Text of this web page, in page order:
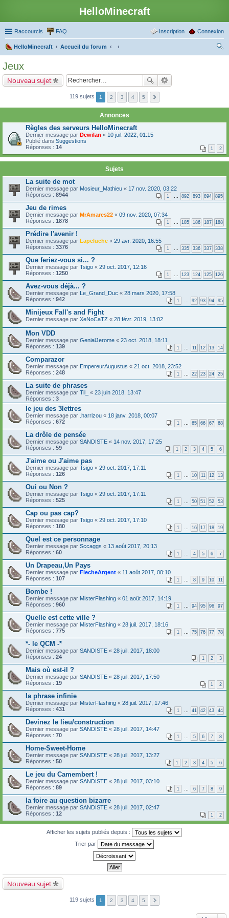
HelloMinecraft
Raccourcis FAQ Connexion
Inscription
HelloMinecraft
Accueil du forum
Jeux
Nouveau sujet
119 sujets 1 2 3 4 5
Annonces
Règles des serveurs HelloMinecraft
Dernier message par Dewilan « 10 juil. 2022, 01:15
Publié dans Suggestions
Réponses : 14 1 2
Sujets
La suite de mot
Dernier message par Mosieur_Mathieu « 17 nov. 2020, 03:22
Réponses : 8944 1 … 892 893 894 895
Jeu de rimes
Dernier message par MrAmares22 « 09 nov. 2020, 07:34
Réponses : 1878 1 … 185 186 187 188
Prédire l'avenir !
Dernier message par Lapeluche « 29 avr. 2020, 16:55
Réponses : 3376 1 … 335 336 337 338
Que feriez-vous si... ?
Dernier message par Tsigo « 29 oct. 2017, 12:16
Réponses : 1250 1 … 123 124 125 126
Avez-vous déjà... ?
Dernier message par Le_Grand_Duc « 28 mars 2020, 17:58
Réponses : 942 1 … 92 93 94 95
Minijeux Fall's and Fight
Dernier message par XeNoCaTZ « 28 févr. 2019, 13:02
Mon VDD
Dernier message par GenialJerome « 23 oct. 2018, 18:11
Réponses : 139 1 … 11 12 13 14
Comparazor
Dernier message par EmpereurAugustus « 21 oct. 2018, 23:52
Réponses : 248 1 … 22 23 24 25
La suite de phrases
Dernier message par Til_ « 23 juin 2018, 13:47
Réponses : 3
le jeu des 3lettres
Dernier message par .harrizou « 18 janv. 2018, 00:07
Réponses : 672 1 … 65 66 67 68
La drôle de pensée
Dernier message par SANDISTE « 14 nov. 2017, 17:25
Réponses : 59 1 2 3 4 5 6
J'aime ou J'aime pas
Dernier message par Tsigo « 29 oct. 2017, 17:11
Réponses : 126 1 … 10 11 12 13
Oui ou Non ?
Dernier message par Tsigo « 29 oct. 2017, 17:11
Réponses : 525 1 … 50 51 52 53
Cap ou pas cap?
Dernier message par Tsigo « 29 oct. 2017, 17:10
Réponses : 180 1 … 16 17 18 19
Quel est ce personnage
Dernier message par Sccaggs « 13 août 2017, 20:13
Réponses : 60 1 … 4 5 6 7
Un Drapeau,Un Pays
Dernier message par FlecheArgent « 11 août 2017, 00:10
Réponses : 107 1 … 8 9 10 11
Bombe !
Dernier message par MisterFlashing « 01 août 2017, 14:19
Réponses : 960 1 … 94 95 96 97
Quelle est cette ville ?
Dernier message par MisterFlashing « 28 juil. 2017, 18:16
Réponses : 775 1 … 75 76 77 78
*- le QCM -*
Dernier message par SANDISTE « 28 juil. 2017, 18:00
Réponses : 24 1 2 3
Mais où est-il ?
Dernier message par SANDISTE « 28 juil. 2017, 17:50
Réponses : 19 1 2
la phrase infinie
Dernier message par MisterFlashing « 28 juil. 2017, 17:46
Réponses : 431 1 … 41 42 43 44
Devinez le lieu/construction
Dernier message par SANDISTE « 28 juil. 2017, 14:47
Réponses : 70 1 … 5 6 7 8
Home-Sweet-Home
Dernier message par SANDISTE « 28 juil. 2017, 13:27
Réponses : 50 1 2 3 4 5 6
Le jeu du Camembert !
Dernier message par SANDISTE « 28 juil. 2017, 03:10
Réponses : 89 1 … 6 7 8 9
la foire au question bizarre
Dernier message par SANDISTE « 28 juil. 2017, 02:47
Réponses : 12 1 2
Afficher les sujets publiés depuis :
Trier par
Nouveau sujet
119 sujets 1 2 3 4 5